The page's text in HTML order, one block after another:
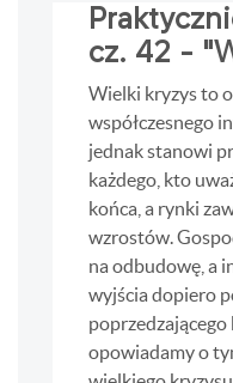
cz. 42 -
Wielki kryzys to
współczesnego
jednak stanowi
każdego, kto
końca, a rynki
wzrostów.
na odbudowę, a
wyjścia dopiero
opowiadamy o